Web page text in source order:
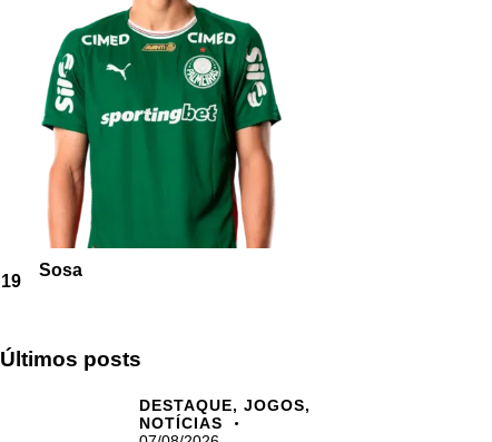
19
Sosa
Últimos posts
DESTAQUE,JOGOS,
NOTÍCIAS